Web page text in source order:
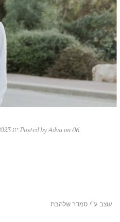
Posted by Adva on 06 יונ 2023 /
עוצב ע"י סמדר שלהבת